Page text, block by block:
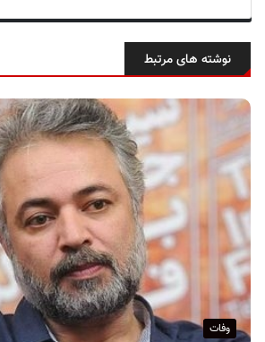
نوشته های مرتبط
وفات